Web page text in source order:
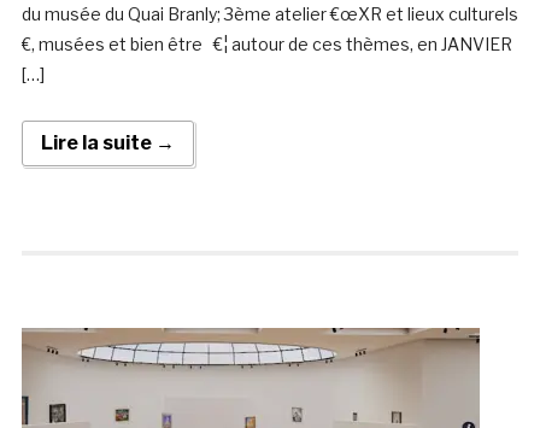
du musée du Quai Branly; 3ème atelier €œXR et lieux culturels
€, musées et bien être €¦ autour de ces thèmes, en JANVIER
[…]
Lire la suite →